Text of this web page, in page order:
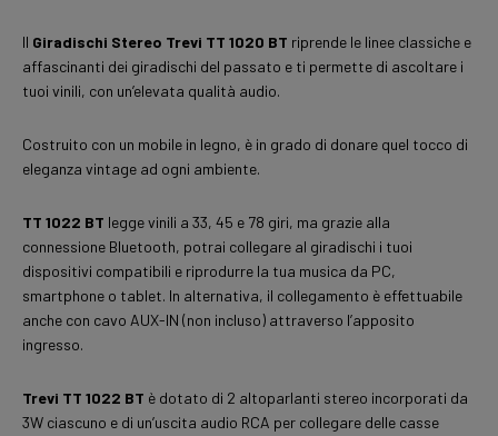
Il Giradischi Stereo Trevi TT 1020 BT riprende le linee classiche e
affascinanti dei giradischi del passato e ti permette di ascoltare i
tuoi vinili, con un’elevata qualità audio.
Costruito con un mobile in legno, è in grado di donare quel tocco di
eleganza vintage ad ogni ambiente.
TT 1022 BT legge vinili a 33, 45 e 78 giri, ma grazie alla
connessione Bluetooth, potrai collegare al giradischi i tuoi
dispositivi compatibili e riprodurre la tua musica da PC,
smartphone o tablet. In alternativa, il collegamento è effettuabile
anche con cavo AUX-IN (non incluso) attraverso l’apposito
ingresso.
Trevi TT 1022 BT è dotato di 2 altoparlanti stereo incorporati da
3W ciascuno e di un’uscita audio RCA per collegare delle casse